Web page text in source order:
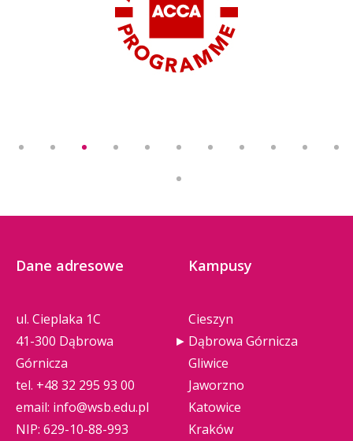
Dane adresowe
ul. Cieplaka 1C
41-300 Dąbrowa
Górnicza
tel. +48 32 295 93 00
email: info@wsb.edu.pl
NIP: 629-10-88-993
Kampusy
Cieszyn
Dąbrowa Górnicza
Gliwice
Jaworzno
Katowice
Kraków